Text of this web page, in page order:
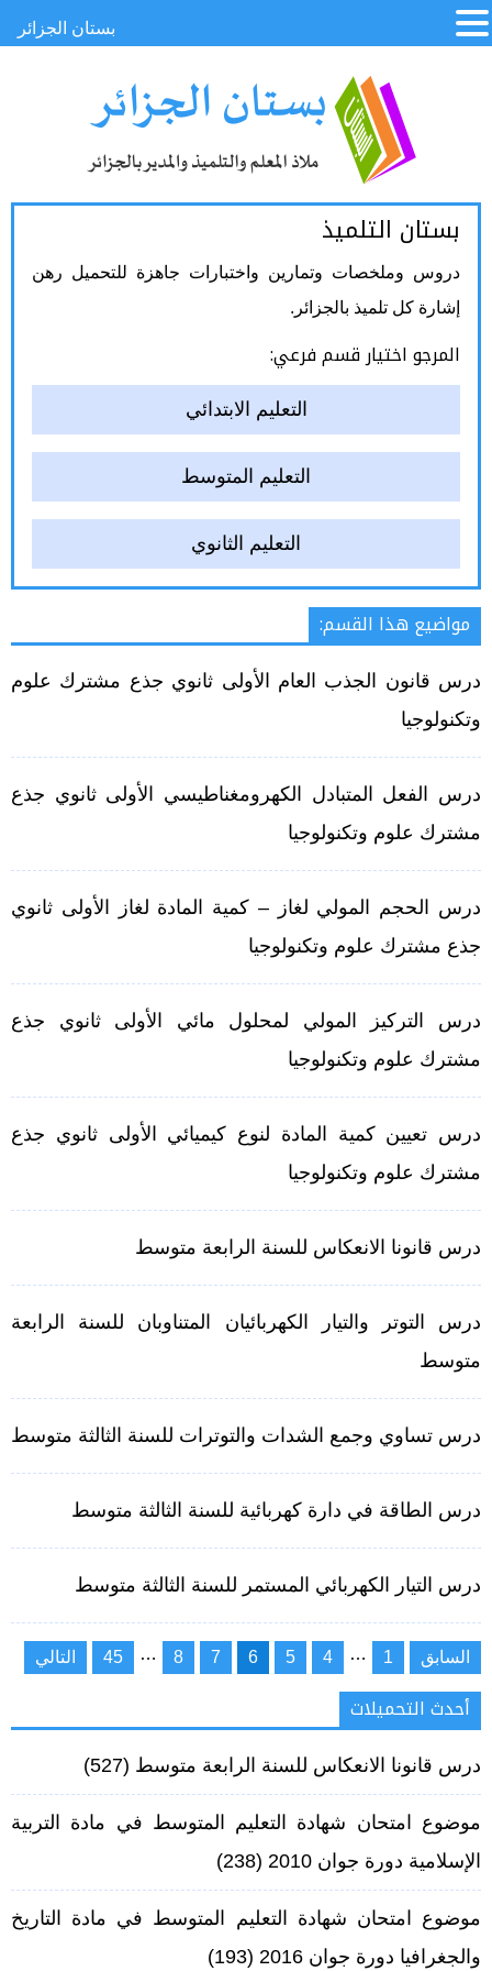
بستان التلميذ
دروس وملخصات وتمارين واختبارات جاهزة للتحميل رهن
إشارة كل تلميذ بالجزائر.
المرجو اختيار قسم فرعي:
التعليم الابتدائي
التعليم المتوسط
التعليم الثانوي
مواضيع هذا القسم:
درس قانون الجذب العام الأولى ثانوي جذع مشترك علوم
وتكنولوجيا
درس الفعل المتبادل الكهرومغناطيسي الأولى ثانوي جذع
مشترك علوم وتكنولوجيا
درس الحجم المولي لغاز – كمية المادة لغاز الأولى ثانوي
جذع مشترك علوم وتكنولوجيا
درس التركيز المولي لمحلول مائي الأولى ثانوي جذع
مشترك علوم وتكنولوجيا
درس تعيين كمية المادة لنوع كيميائي الأولى ثانوي جذع
مشترك علوم وتكنولوجيا
درس قانونا الانعكاس للسنة الرابعة متوسط
درس التوتر والتيار الكهربائيان المتناوبان للسنة الرابعة
متوسط
درس تساوي وجمع الشدات والتوترات للسنة الثالثة متوسط
درس الطاقة في دارة كهربائية للسنة الثالثة متوسط
درس التيار الكهربائي المستمر للسنة الثالثة متوسط
تعدد
صفحات
المقالات
السابق 1
…
4
5
6
7
8
…
45 التالي
أحدث التحميلات
درس قانونا الانعكاس للسنة الرابعة متوسط (527)
موضوع امتحان شهادة التعليم المتوسط في مادة التربية
الإسلامية دورة جوان 2010
(238)
موضوع امتحان شهادة التعليم المتوسط في مادة التاريخ
والجغرافيا دورة جوان 2016
(193)
بستان الجزائر